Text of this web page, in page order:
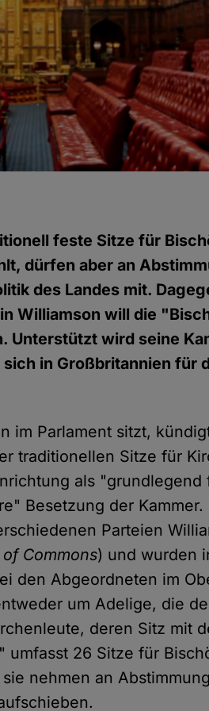
feste Sitze für
dürfen aber an
des Landes mit.
Williamson will die
Unterstützt wird seine
sich in Großbritannien für
im Parlament sitzt,
traditionellen Sitze für
als "grundlegend
Besetzung der Kammer.
Parteien
Commons) und wurden
den Abgeordneten im
um Adelige, die
deren Sitz mit
26 Sitze für
sie nehmen an